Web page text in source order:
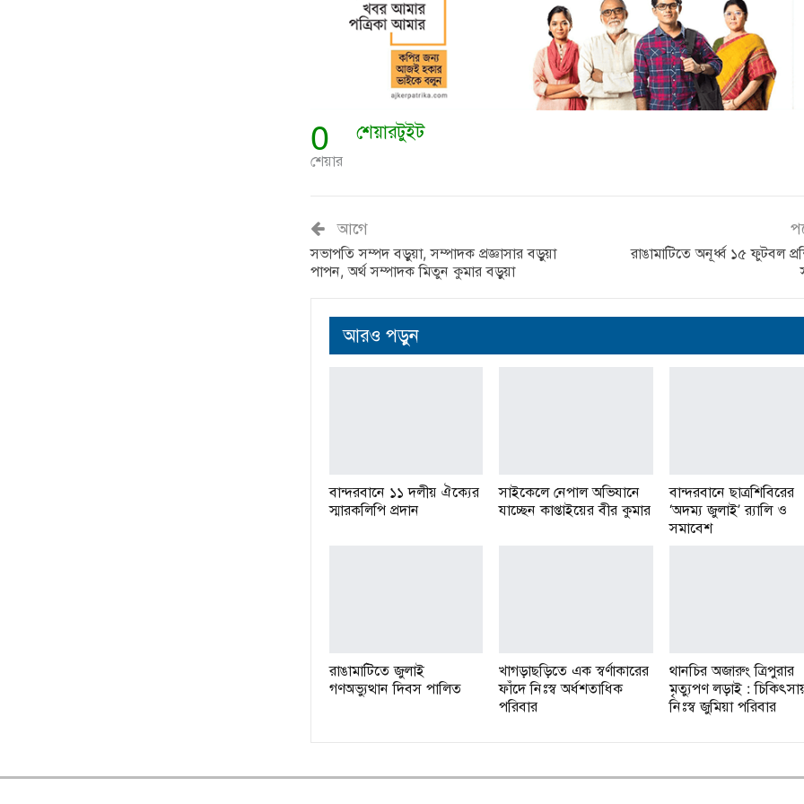
0
শেয়ার
শেয়ারটুইট
আগে
সভাপতি সম্পদ বড়ুয়া, সম্পাদক প্রজ্ঞাসার বড়ুয়া
পাপন, অর্থ সম্পাদক মিতুন কুমার বড়ুয়া
রাঙামাটিতে অনূর্ধ্ব ১৫ ফুটবল
আরও পড়ুন
বান্দরবানে ১১ দলীয় ঐক্যের
স্মারকলিপি প্রদান
সাইকেলে নেপাল অভিযানে
যাচ্ছেন কাপ্তাইয়ের বীর কুমার
বান্দরবানে ছাত্রশিবিরের
‘অদম্য জুলাই’ র‌্যালি ও
সমাবেশ
রাঙামাটিতে জুলাই
গণঅভ্যুত্থান দিবস পালিত
খাগড়াছড়িতে এক স্বর্ণাকারের
ফাঁদে নিঃস্ব অর্ধশতাধিক
পরিবার
থানচির অজারুং ত্রিপুরার
মৃত্যুপণ লড়াই :
নিঃস্ব জুমিয়া পরিবার